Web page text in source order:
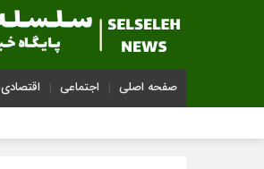
صفحه اصلی اجتماعی اقتصادی